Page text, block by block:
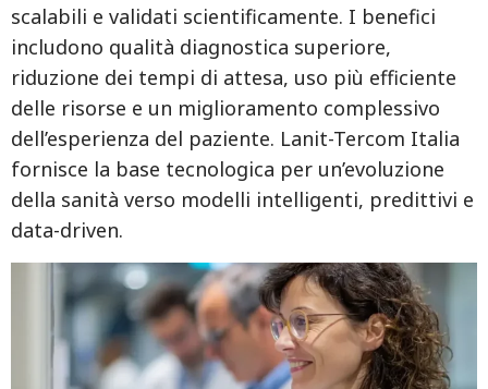
scalabili e validati scientificamente. I benefici
includono qualità diagnostica superiore,
riduzione dei tempi di attesa, uso più efficiente
delle risorse e un miglioramento complessivo
dell’esperienza del paziente. Lanit-Tercom Italia
fornisce la base tecnologica per un’evoluzione
della sanità verso modelli intelligenti, predittivi e
data-driven.